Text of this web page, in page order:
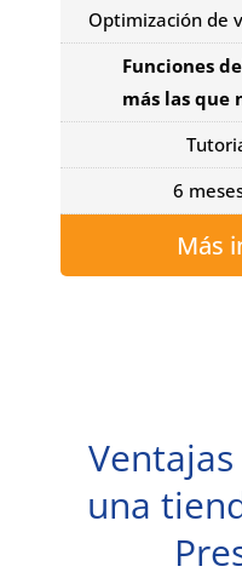
Optimización de
Funciones
más las que
6
Más
una